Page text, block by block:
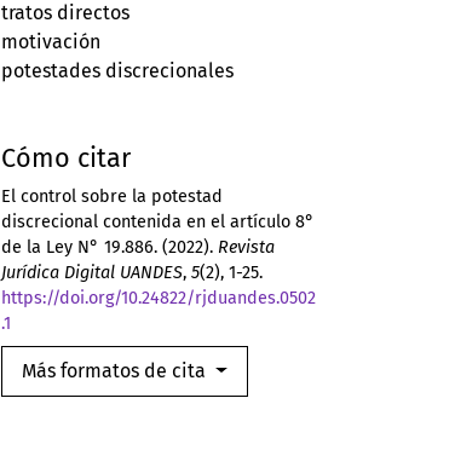
tratos directos
motivación
potestades discrecionales
Cómo citar
El control sobre la potestad
discrecional contenida en el artículo 8°
de la Ley N° 19.886. (2022). Revista
Jurídica Digital UANDES, 5(2), 1-25.
https://doi.org/10.24822/rjduandes.0502
.1
Más formatos de cita